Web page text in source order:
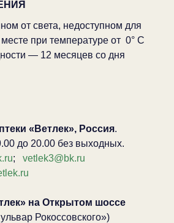
от света, недоступном для
при температуре от 0° С
— 12 месяцев со дня
«Ветлек», Россия.
до 20.00 без выходных.
; vetlek3@bk.ru
на Открытом шоссе
Рокоссовского»)